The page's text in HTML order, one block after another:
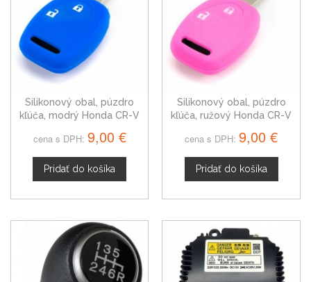
Silikonový obal, púzdro
kľúča, modrý Honda CR-V
cena s DPH: 9,00 €
Pridať do košíka
Silikonový obal, púzdro
kľúča, ružový Honda CR-V
cena s DPH: 9,00 €
Pridať do košíka